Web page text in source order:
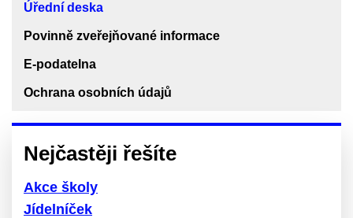
Úřední deska
Povinně zveřejňované informace
E-podatelna
Ochrana osobních údajů
Nejčastěji řešíte
Akce školy
Jídelníček